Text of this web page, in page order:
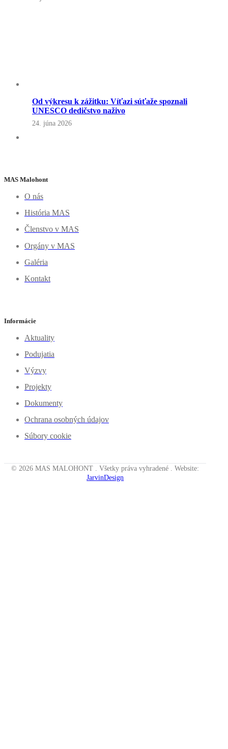
Od výkresu k zážitku: Víťazi súťaže spoznali
UNESCO dedičstvo naživo
24. júna 2026
MAS Malohont
O nás
História MAS
Členstvo v MAS
Orgány v MAS
Galéria
Kontakt
Informácie
Aktuality
Podujatia
Výzvy
Projekty
Dokumenty
Ochrana osobných údajov
Súbory cookie
© 2026 MAS MALOHONT . Všetky práva vyhradené . Website:
JarvinDesign